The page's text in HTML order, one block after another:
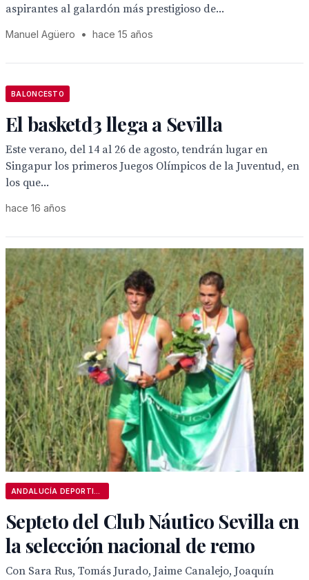
aspirantes al galardón más prestigioso de...
Manuel Agüero • hace 15 años
BALONCESTO
El basketd3 llega a Sevilla
Este verano, del 14 al 26 de agosto, tendrán lugar en
Singapur los primeros Juegos Olímpicos de la Juventud, en
los que...
hace 16 años
Septeto del Club Náutico Sevilla en
la selección nacional de remo
Con Sara Rus, Tomás Jurado, Jaime Canalejo, Joaquín